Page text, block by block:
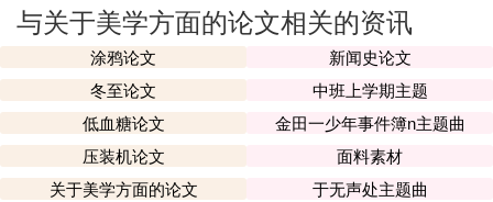
同，因而对同一对象的美感体验也不相同，不仅对美
与丑的评价鉴赏能引起人的美感，而且对善恶的评估
也会影响人的审美感受与体验。
（二）美与美感
什么是美？尼采的理解，除“外观的幻觉”[2]说和“生命
力的丰盈在对象上的投射”说之外，还有以下几点什
得注意的提法：
与关于美学方面的论文相关的资讯
涂鸦论文
新闻史论文
冬至论文
中班上学期主题
低血糖论文
金田一少年事件簿n主题曲
压装机论文
面料素材
关于美学方面的论文
于无声处主题曲